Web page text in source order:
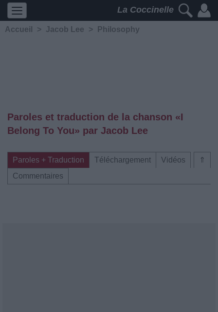
La Coccinelle
Accueil > Jacob Lee > Philosophy
Paroles et traduction de la chanson «I
Belong To You» par Jacob Lee
⇑
Paroles + Traduction Téléchargement
Vidéos
Commentaires